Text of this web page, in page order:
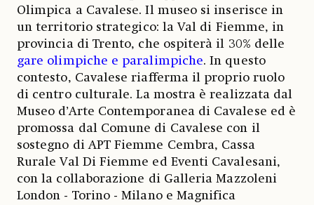
Olimpica a Cavalese. Il museo si inserisce in
un territorio strategico: la Val di Fiemme, in
provincia di Trento, che ospiterà il 30% delle
gare olimpiche e paralimpiche. In questo
contesto, Cavalese riafferma il proprio ruolo
di centro culturale. La mostra è realizzata dal
Museo d’Arte Contemporanea di Cavalese ed è
promossa dal Comune di Cavalese con il
sostegno di APT Fiemme Cembra, Cassa
Rurale Val Di Fiemme ed Eventi Cavalesani,
con la collaborazione di Galleria Mazzoleni
London - Torino - Milano e Magnifica